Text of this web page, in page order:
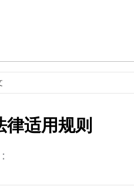
适用规则